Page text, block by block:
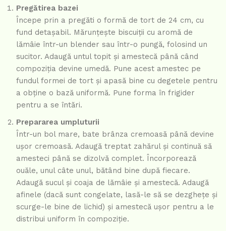
Pregătirea bazei
Începe prin a pregăti o formă de tort de 24 cm, cu
fund detașabil. Mărunțește biscuiții cu aromă de
lămâie într-un blender sau într-o pungă, folosind un
sucitor. Adaugă untul topit și amestecă până când
compoziția devine umedă. Pune acest amestec pe
fundul formei de tort și apasă bine cu degetele pentru
a obține o bază uniformă. Pune forma în frigider
pentru a se întări.
Prepararea umpluturii
Într-un bol mare, bate brânza cremoasă până devine
ușor cremoasă. Adaugă treptat zahărul și continuă să
amesteci până se dizolvă complet. Încorporează
ouăle, unul câte unul, bătând bine după fiecare.
Adaugă sucul și coaja de lămâie și amestecă. Adaugă
afinele (dacă sunt congelate, lasă-le să se dezghețe și
scurge-le bine de lichid) și amestecă ușor pentru a le
distribui uniform în compoziție.